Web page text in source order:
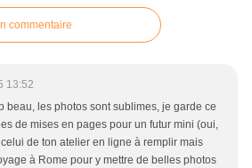
commentaire
13:52
beau, les photos sont sublimes, je garde ce
de mises en pages pour un futur mini (oui,
de ton atelier en ligne à remplir mais
à Rome pour y mettre de belles photos